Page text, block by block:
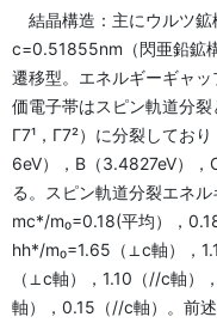
結晶構造：主にウルツ鉱
c=0.51855nm（閃亜鉛鉱
遷移型。エネルギーギャ
価電子帯はスピン軌道分
Γ7¹，Γ7²）に分裂してお
6eV），B（3.4827eV）
る。スピン軌道分裂エネ
mc*/m₀=0.18(平均），
hh*/m₀=1.65（⊥c軸），
（⊥c軸），1.10（//c軸）
軸），0.15（//c軸）。前